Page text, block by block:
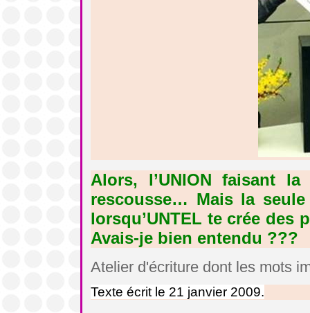
Alors, l’UNION faisant
rescousse… Mais la
lorsqu’UNTEL te crée des
Avais-je bien entendu ???
Atelier d'écriture dont les mots
Texte écrit le 21 janvier 2009.